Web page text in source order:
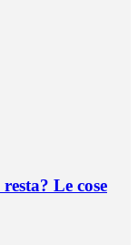
Le cose